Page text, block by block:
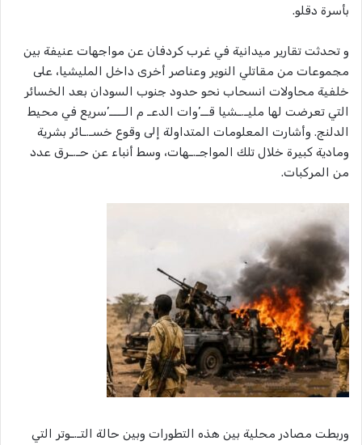
بأسرة دقلو.
و تحدثت تقارير ميدانية في غرب كردفان عن مواجهات عنيفة بين
مجموعات من مقاتلي النوير وعناصر أخرى داخل المليشيا، على
خلفية محاولات انسحاب نحو حدود جنوب السودان بعد الخسائر
التي تعرضت لها مليـ.ـشيا قــ’وات الدعـ م الــــ’سريع في محيط
الدلنج. وأشارت المعلومات المتداولة إلى وقوع خسـ.ـائر بشرية
ومادية كبيرة خلال تلك المواجـ.ـهات، وسط أنباء عن حـ.ـرق عدد
من المركبات.
وربطت مصادر محلية بين هذه التطورات وبين حالة التـ.ـوتر التي